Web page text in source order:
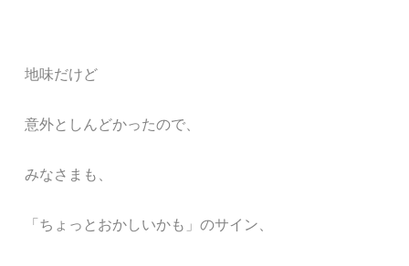
地味だけど
意外としんどかったので、
みなさまも、
「ちょっとおかしいかも」のサイン、